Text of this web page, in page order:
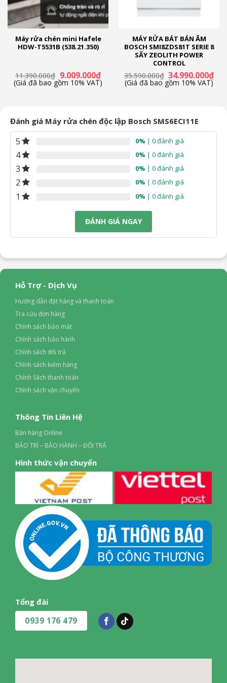
tách thủy tinh Extra Clean Zone – Khu vực tăng cường rửa
sạch cho những vết bẩn khó trị
Chức năng vệ sinh máy
Machine careChức năng hẹn giờ (từ 1 – 24 tiếng)
báo hết muối, hết nước làm bóng Vario Speed Plus: tiết kiệm
Aquastop – tự ngắt nguồn nước khi có rò
Khay chén:
Thép sơn tĩnh điện
Chất liệu cửa:
Thép sơn tĩnh điện
Bảng điều khiển:
Nút nhấn
Cao 84.5 cm – Ngang 60 cm – Sâu 60 cm – Nặng 55.9 kg
Chiều dài ống cấp nước:
188 cm
Dòng sản phẩm:
2023
Nơi sản xuất:
Đức
Hãng:
Bosch
Máy rửa chén mini Hafele
HDW-T5531B (538.21.350)
11.390.000₫ Giá
gốc
là:
9.009.000₫Giá
hiện
tại
(Giá đã bao gồm 10% VAT)
MÁY RỬA BÁT BÁN ÂM
BOSCH SMI8ZDS81T SERIE 8
SẤY ZEOLITH POWER
CONTROL
35.590.000₫ Giá
gốc
là:
34.990.000₫Giá
(Giá đã bao gồm 10% VAT)
Đánh giá Máy rửa chén độc lập Bosch SMS6ECI11E
5 0% | 0 đánh giá
4 0% | 0 đánh giá
3 0% | 0 đánh giá
2 0% | 0 đánh giá
1 0% | 0 đánh giá
ĐÁNH GIÁ NGAY
Hỗ Trợ - Dịch Vụ
Hướng dẫn đặt hàng và thanh toán
Tra cứu đơn hàng
Chính sách bảo mật
Chính sách bảo hành
Chính sách đổi trả
Chính sách kiểm hàng
Chính Sách thanh toán
Chính sách vận chuyển
Thông Tin Liên Hệ
Bán hàng Online
BẢO TRÌ – BẢO HÀNH – ĐỔI TRẢ
Hình thức vận chuyển
Tổng đài
0939 176 479